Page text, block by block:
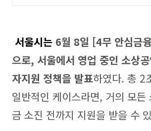
서울시는 6월 8일 [4무 안심금
으로, 서울에서 영업 중인 소상
자지원 정책을 발표하였다. 총 2
일반적인 케이스라면, 거의 모든
금 소진 전까지 지원을 받을 수